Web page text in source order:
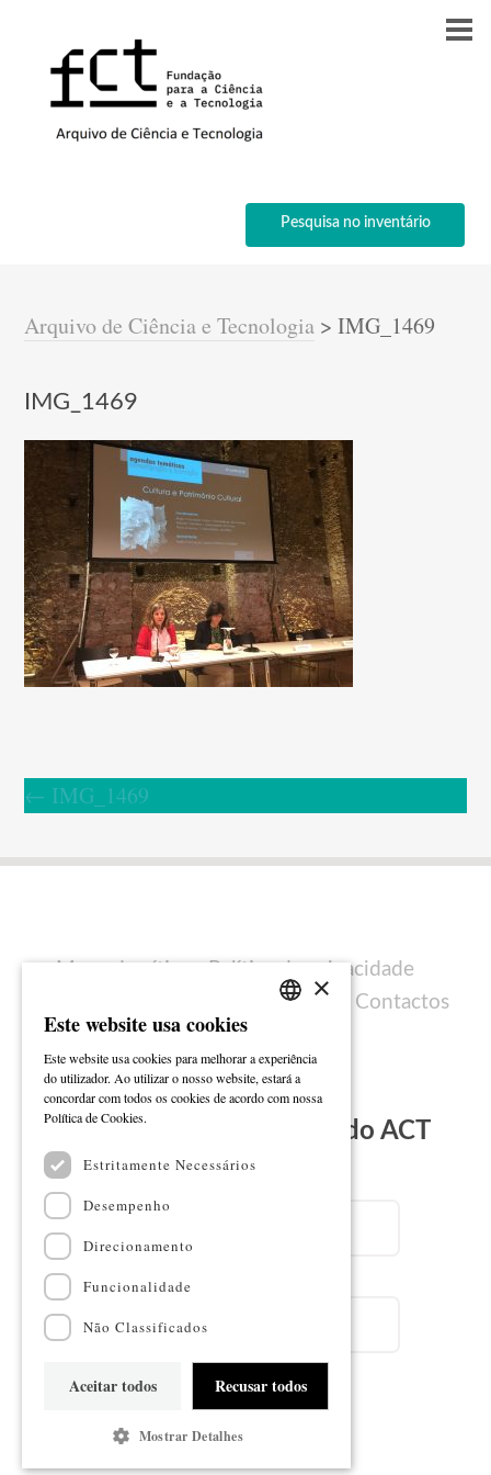
Pesquisa no inventário
Arquivo de Ciência e Tecnologia >IMG_1469
IMG_1469
← IMG_1469
Mapa do sítio
Política de privacidade
Ficha técnica Contactos
Subscreva a Newsletter do ACT
Subscrever
Mapa do sítio
ENGLISH
×
Este website usa cookies
Este website usa cookies para melhorar a experiência
do utilizador. Ao utilizar o nosso website, estará a
concordar com todos os cookies de acordo com nossa
Política de Cookies.
Estritamente Necessários
Desempenho
Direcionamento
Funcionalidade
Não Classificados
Aceitar todos Recusar todos
Mostrar Detalhes